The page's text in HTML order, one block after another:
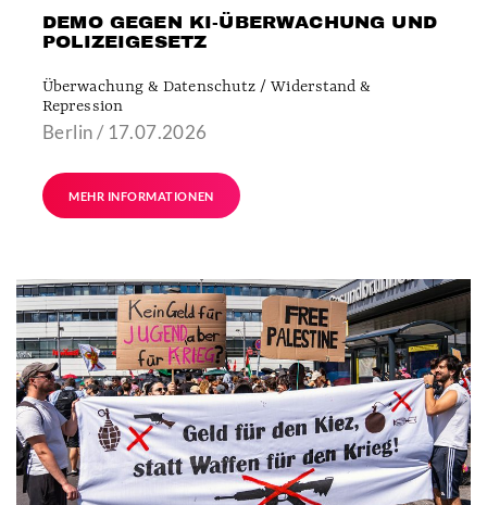
DEMO GEGEN KI-ÜBERWACHUNG UND
POLIZEIGESETZ
Überwachung & Datenschutz / Widerstand &
Repression
Berlin / 17.07.2026
MEHR INFORMATIONEN